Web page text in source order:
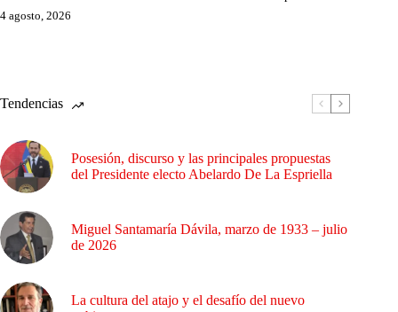
4 agosto, 2026
Tendencias
Posesión, discurso y las principales propuestas
del Presidente electo Abelardo De La Espriella
Miguel Santamaría Dávila, marzo de 1933 – julio
de 2026
La cultura del atajo y el desafío del nuevo